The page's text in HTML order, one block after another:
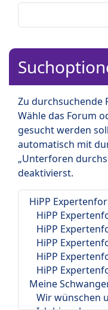
Zu durchsuchende
Wähle das Forum
gesucht werden
automatisch mit
„Unterforen
deaktivierst.